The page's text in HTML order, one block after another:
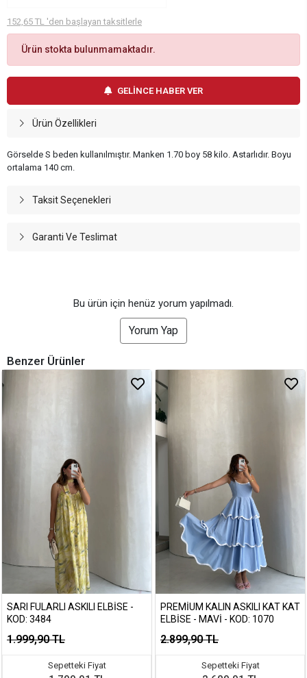
152,65 TL 'den başlayan taksitlerle
Ürün stokta bulunmamaktadır.
GELİNCE HABER VER
Ürün Özellikleri
Görselde S beden kullanılmıştır. Manken 1.70 boy 58 kilo. Astarlıdır. Boyu
ortalama 140 cm.
Taksit Seçenekleri
Garanti Ve Teslimat
Bu ürün için henüz yorum yapılmadı.
Yorum Yap
Benzer Ürünler
SARI FULARLI ASKILI ELBISE -
KOD: 3484
1.999,90 TL
Sepetteki Fiyat
PREMIUM KALIN ASKILI KAT KAT
ELBISE - MAVI - KOD: 1070
2.899,90 TL
Sepetteki Fiyat